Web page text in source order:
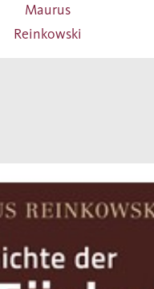
Maurus
Reinkowski